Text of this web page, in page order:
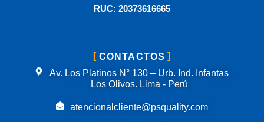
RUC: 20373616665
CONTACTOS
Av. Los Platinos N° 130 – Urb. Ind. Infantas
Los Olivos. Lima - Perú
atencionalcliente@psquality.com